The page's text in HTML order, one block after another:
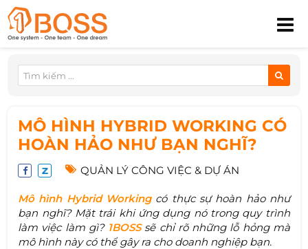
MÔ HÌNH HYBRID WORKING CÓ
HOÀN HẢO NHƯ BẠN NGHĨ?
QUẢN LÝ CÔNG VIỆC & DỰ ÁN
Mô hình Hybrid Working có thực sự hoàn hảo như
bạn nghĩ? Mặt trái khi ứng dụng nó trong quy trình
làm việc làm gì? 1BOSSsẽ chỉ rõ những lỗ hỏng mà
mô hình này có thể gây ra cho doanh nghiệp bạn.